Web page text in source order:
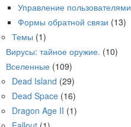
Управление пользователями
Формы обратной связи (13)
Темы (1)
Вирусы: тайное оружие. (10)
Вселенные (109)
Dead Island (29)
Dead Space (16)
Dragon Age II (1)